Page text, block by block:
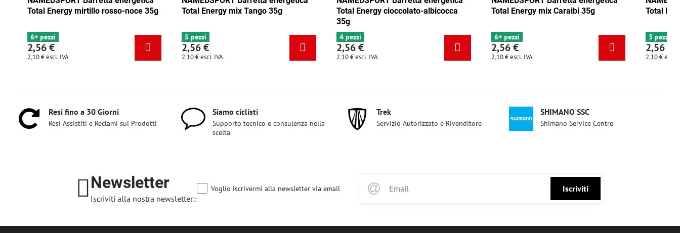
rosso-noce 35g
Total Energy mix Tango 35g
Total Energy cioccolato-albicocca
Total Energy mix Caraibi 35g
Total Energy pistacchio 35g
Resi fino a 30 Giorni
Resi Assistiti e Reclami sui Prodotti
Siamo ciclisti
Supporto tecnico e consulenza nella
scelta
Trek
Servizio Autorizzato e Rivenditore
SHIMANO SSC
Shimano Service Centre
Newsletter
Iscriviti alla nostra newsletter::
Iscriviti
Voglio iscrivermi alla newsletter via email